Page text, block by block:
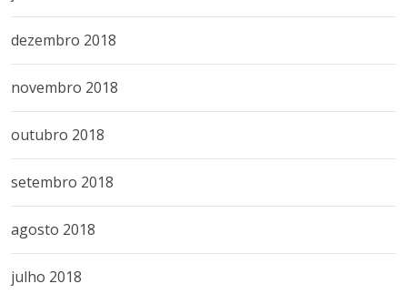
dezembro 2018
novembro 2018
outubro 2018
setembro 2018
agosto 2018
julho 2018